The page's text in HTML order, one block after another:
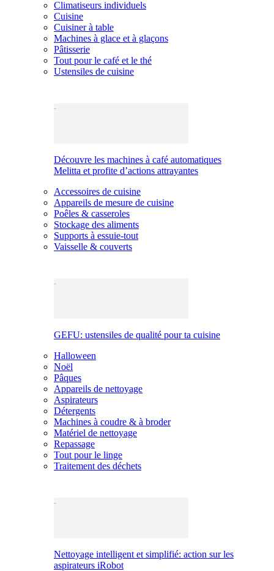
Climatiseurs individuels
Cuisine
Cuisiner à table
Machines à glace et à glaçons
Pâtisserie
Tout pour le café et le thé
Ustensiles de cuisine
Découvre les machines à café automatiques
Melitta et profite d’actions attrayantes
Accessoires de cuisine
Appareils de mesure de cuisine
Poêles & casseroles
Stockage des aliments
Supports à essuie-tout
Vaisselle & couverts
GEFU: ustensiles de qualité pour ta cuisine
Halloween
Noël
Pâques
Appareils de nettoyage
Aspirateurs
Détergents
Machines à coudre & à broder
Matériel de nettoyage
Repassage
Tout pour le linge
Traitement des déchets
Nettoyage intelligent et simplifié: action sur les
aspirateurs iRobot